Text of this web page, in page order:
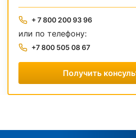
+ 7 800 200 93 96
или по телефону:
+7 800 505 08 67
Получить